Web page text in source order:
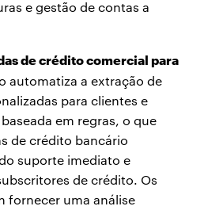
e gestão de contas a
de crédito comercial para
automatiza a extração de
para clientes e
em regras, o que
de crédito bancário
suporte imediato e
de crédito. Os
fornecer uma análise